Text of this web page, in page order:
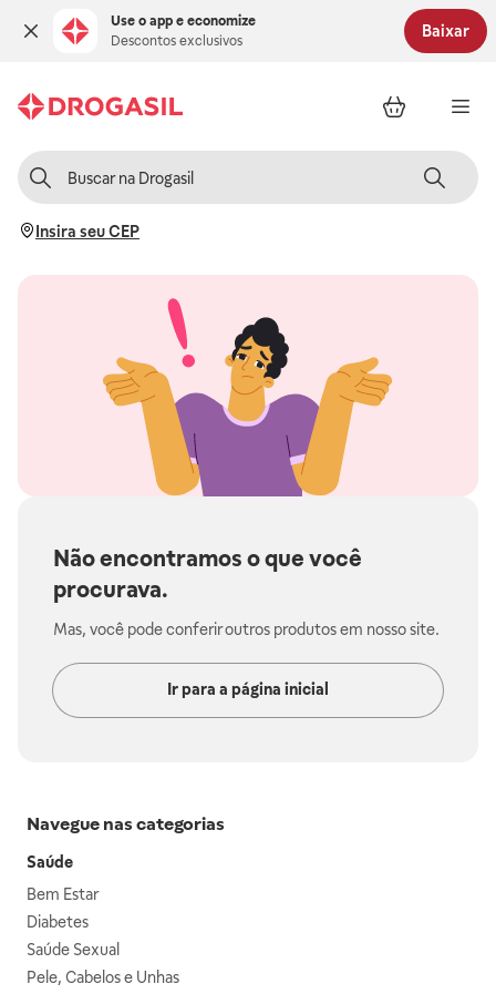
Use o app e economize
Descontos exclusivos
Baixar
Insira seu CEP
Não encontramos o que você
procurava.
Mas, você pode conferir outros produtos em nosso site.
Ir para a página inicial
Navegue nas categorias
Saúde
Bem Estar
Diabetes
Saúde Sexual
Pele, Cabelos e Unhas